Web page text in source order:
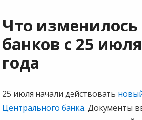
Что изменилось
банков с 25
года
25 июля начали действовать
Центрального банка. Документы